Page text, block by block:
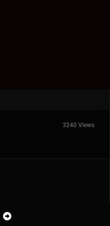
3240 Views